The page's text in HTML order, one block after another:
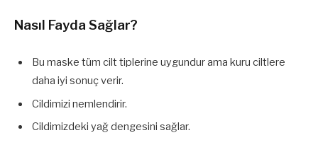
Nasıl Fayda Sağlar?
Bu maske tüm cilt tiplerine uygundur ama kuru ciltlere
daha iyi sonuç verir.
Cildimizi nemlendirir.
Cildimizdeki yağ dengesini sağlar.